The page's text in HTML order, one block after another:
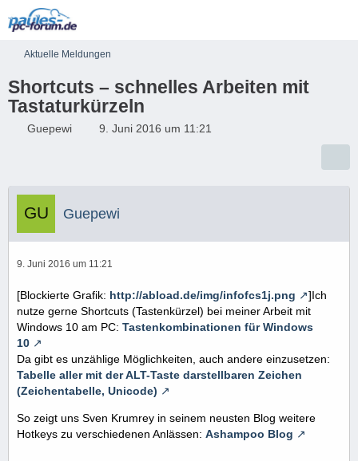
Aktuelle Meldungen
Shortcuts – schnelles Arbeiten mit
Tastaturkürzeln​
Guepewi 9. Juni 2016 um 11:21
Guepewi
9. Juni 2016 um 11:21
[Blockierte Grafik: http://abload.de/img/infofcs1j.png
]Ich
nutze gerne Shortcuts (Tastenkürzel) bei meiner Arbeit mit
Windows 10 am PC: Tastenkombinationen für Windows
10
Da gibt es unzählige Möglichkeiten, auch andere einzusetzen:
Tabelle aller mit der ALT-Taste darstellbaren Zeichen
(Zeichentabelle, Unicode)
So zeigt uns Sven Krumrey in seinem neusten Blog weitere
Hotkeys zu verschiedenen Anlässen: Ashampoo Blog